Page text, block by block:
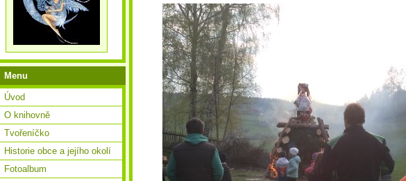
Menu
Úvod
O knihovně
Tvořeníčko
Historie obce a jejího okolí
Fotoalbum